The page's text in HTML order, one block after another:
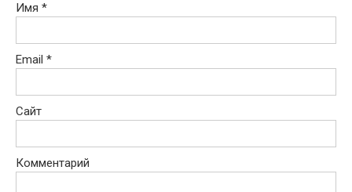
Имя *
Email *
Сайт
Комментарий